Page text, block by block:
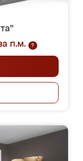
п.м.
?